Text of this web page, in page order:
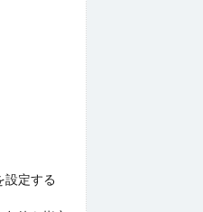
設定する